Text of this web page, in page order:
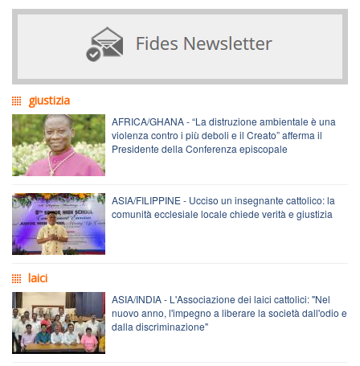
giustizia
AFRICA/GHANA - “La distruzione ambientale è una
violenza contro i più deboli e il Creato” afferma il
Presidente della Conferenza episcopale
ASIA/FILIPPINE - Ucciso un insegnante cattolico: la
comunità ecclesiale locale chiede verità e giustizia
laici
ASIA/INDIA - L'Associazione dei laici cattolici: "Nel
nuovo anno, l'impegno a liberare la società dall'odio e
dalla discriminazione"